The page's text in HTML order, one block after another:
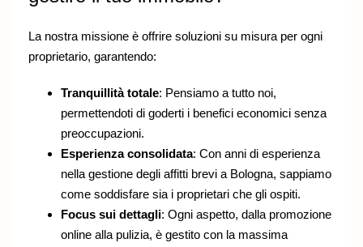
La nostra missione è offrire soluzioni su misura per ogni
proprietario, garantendo:
Tranquillità totale: Pensiamo a tutto noi,
permettendoti di goderti i benefici economici senza
preoccupazioni.
Esperienza consolidata: Con anni di esperienza
nella gestione degli affitti brevi a Bologna, sappiamo
come soddisfare sia i proprietari che gli ospiti.
Focus sui dettagli: Ogni aspetto, dalla promozione
online alla pulizia, è gestito con la massima